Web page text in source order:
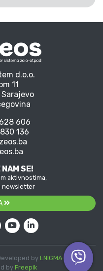
d.o.o.
11
Sarajevo
606
136
SE!
aktivnostima,
newsletter
by ENIGMA| Vector
by Freepik